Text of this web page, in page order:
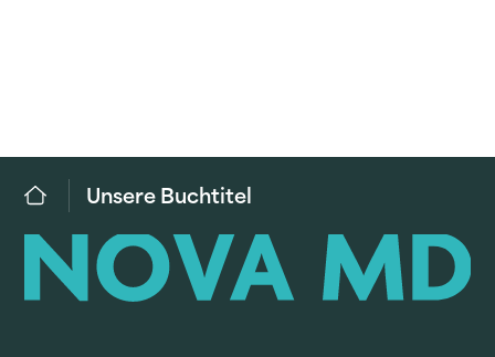
Unsere Buchtitel